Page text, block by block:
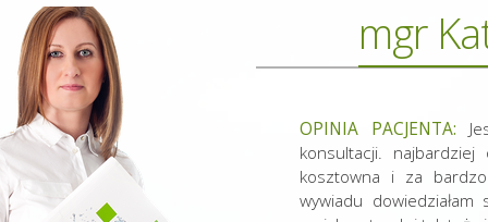
mgr
OPINIA PACJENTA:
konsultacji.
kosztowna i za
wywiadu